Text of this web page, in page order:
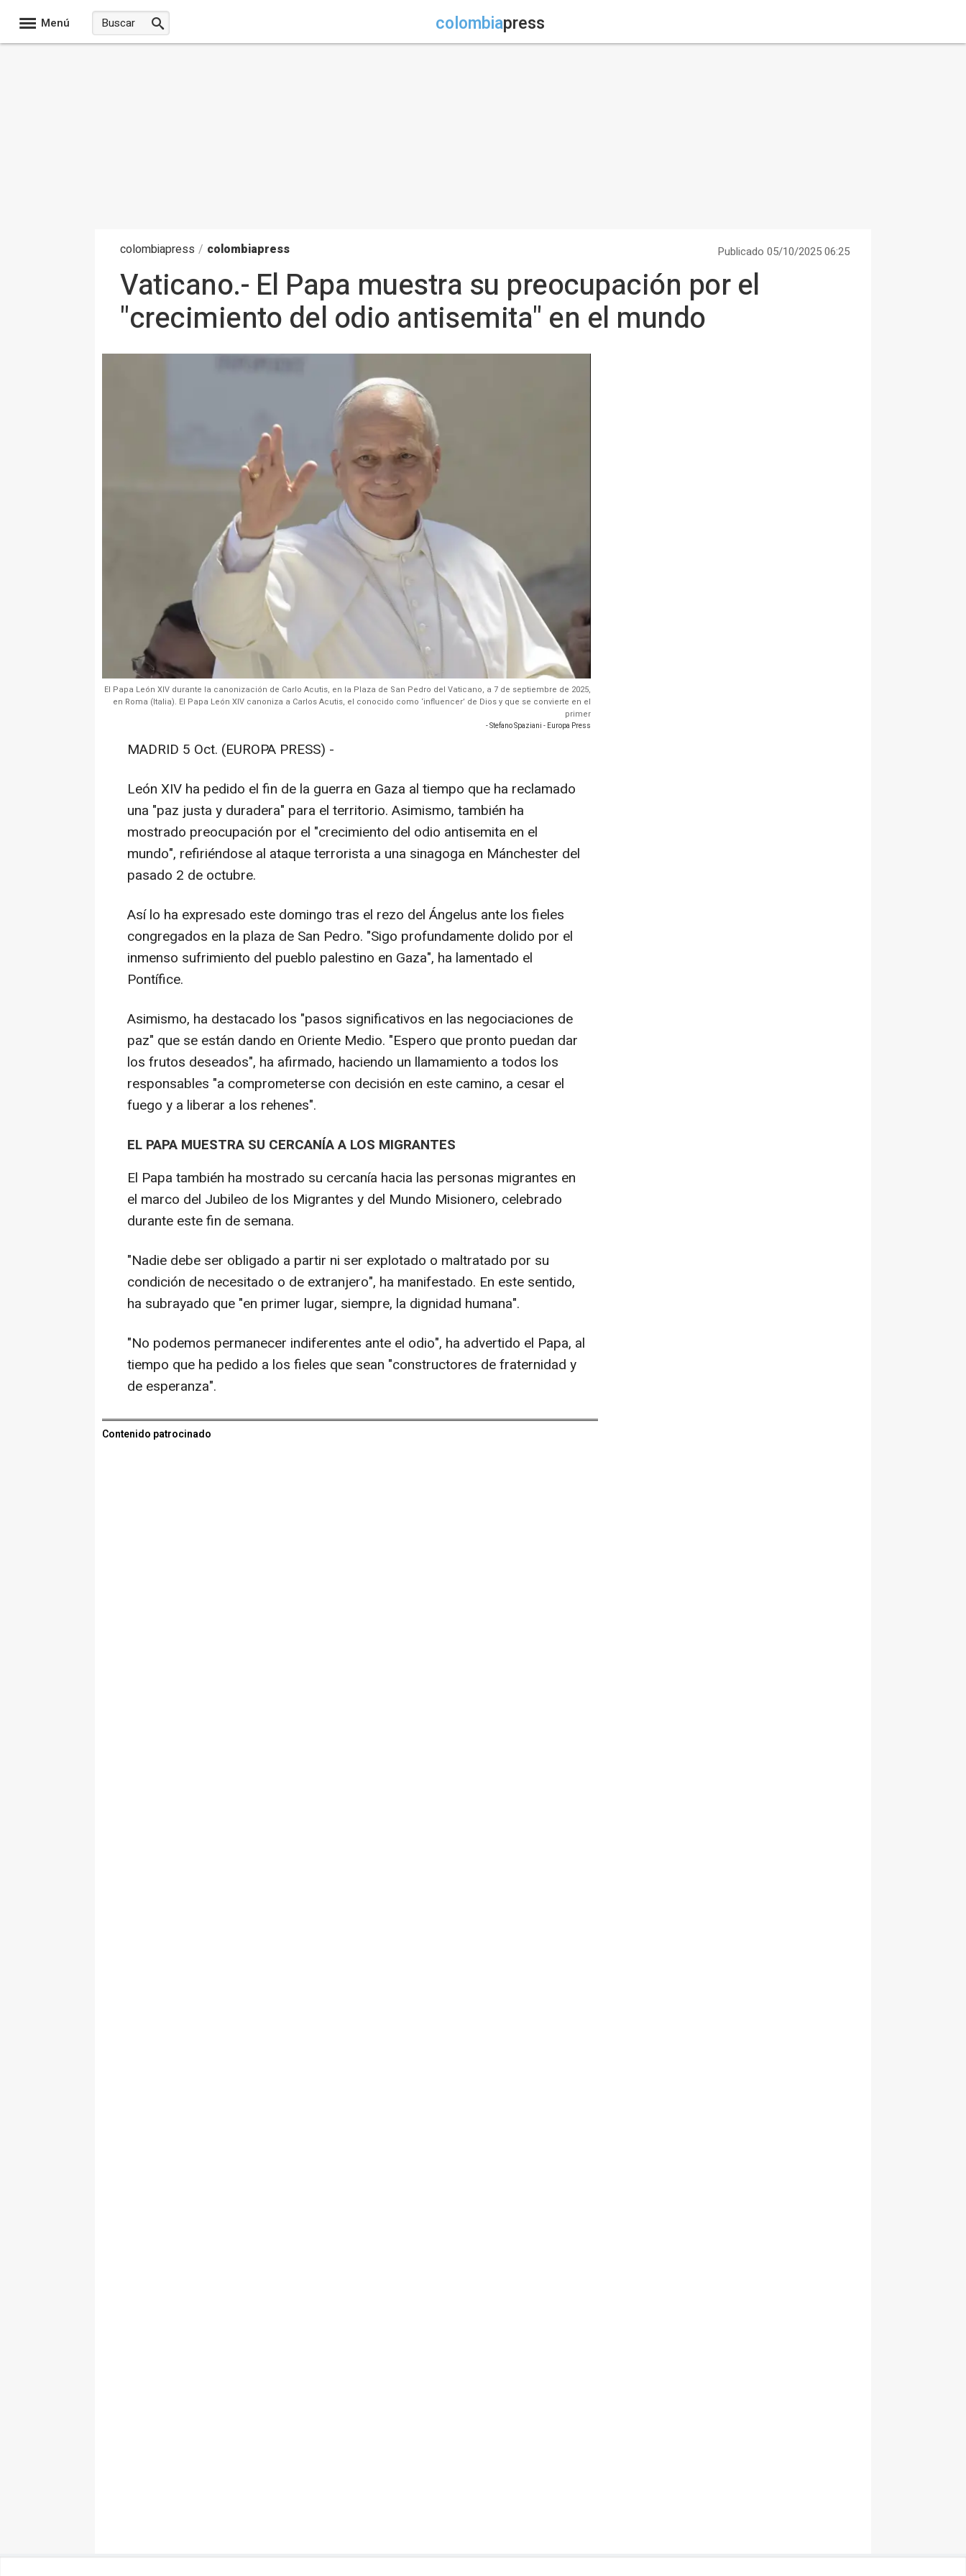
Menú colombiapress
colombiapress / colombiapress Publicado 05/10/2025 06:25
Vaticano.- El Papa muestra su preocupación por el
"crecimiento del odio antisemita" en el mundo
El Papa León XIV durante la canonización de Carlo Acutis, en la Plaza de San Pedro del Vaticano, a 7 de septiembre de 2025,
en Roma (Italia). El Papa León XIV canoniza a Carlos Acutis, el conocido como ‘influencer’ de Dios y que se convierte en el
primer
- Stefano Spaziani - Europa Press
MADRID 5 Oct. (EUROPA PRESS) -
León XIV ha pedido el fin de la guerra en Gaza al tiempo que ha reclamado
una "paz justa y duradera" para el territorio. Asimismo, también ha
mostrado preocupación por el "crecimiento del odio antisemita en el
mundo", refiriéndose al ataque terrorista a una sinagoga en Mánchester del
pasado 2 de octubre.
Así lo ha expresado este domingo tras el rezo del Ángelus ante los fieles
congregados en la plaza de San Pedro. "Sigo profundamente dolido por el
inmenso sufrimiento del pueblo palestino en Gaza", ha lamentado el
Pontífice.
Asimismo, ha destacado los "pasos significativos en las negociaciones de
paz" que se están dando en Oriente Medio. "Espero que pronto puedan dar
los frutos deseados", ha afirmado, haciendo un llamamiento a todos los
responsables "a comprometerse con decisión en este camino, a cesar el
fuego y a liberar a los rehenes".
EL PAPA MUESTRA SU CERCANÍA A LOS MIGRANTES
El Papa también ha mostrado su cercanía hacia las personas migrantes en
el marco del Jubileo de los Migrantes y del Mundo Misionero, celebrado
durante este fin de semana.
"Nadie debe ser obligado a partir ni ser explotado o maltratado por su
condición de necesitado o de extranjero", ha manifestado. En este sentido,
ha subrayado que "en primer lugar, siempre, la dignidad humana".
"No podemos permanecer indiferentes ante el odio", ha advertido el Papa, al
tiempo que ha pedido a los fieles que sean "constructores de fraternidad y
de esperanza".
Contenido patrocinado